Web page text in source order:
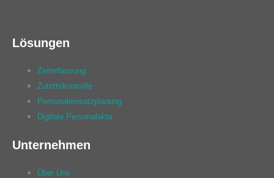
Lösungen
Zeiterfassung
Zutrittskontrolle
Personaleinsatzplanung
Digitale Personalakte
Unternehmen
Über Uns